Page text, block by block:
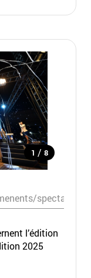
1 / 8
spectacles
l’édition
2025